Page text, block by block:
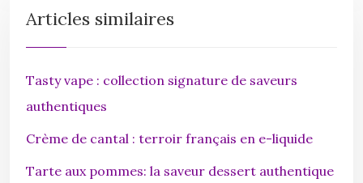
Articles similaires
Tasty vape : collection signature de saveurs
authentiques
Crème de cantal : terroir français en e-liquide
Tarte aux pommes: la saveur dessert authentique